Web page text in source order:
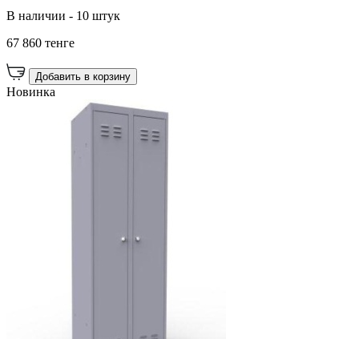
В наличии - 10 штук
67 860 тенге
Добавить в корзину
Новинка